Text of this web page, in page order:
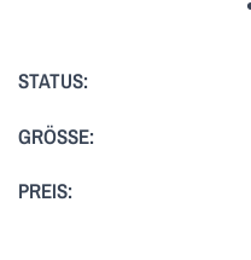
STATUS:
GRÖSSE:
PREIS: